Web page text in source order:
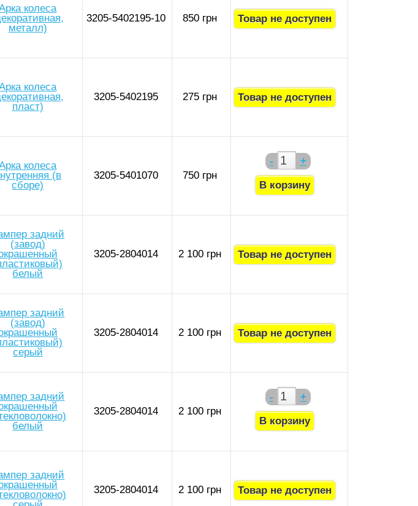
колеса
металл)
3205-5402195-10 850 грн
колеса
пласт)
3205-5402195 275 грн
колеса
(в
сборе)
3205-5401070 750 грн
- +
задний
(завод)
белый
3205-2804014 2 100 грн
задний
(завод)
серый
3205-2804014 2 100 грн
задний
белый
3205-2804014 2 100 грн
- +
задний
3205-2804014 2 100 грн